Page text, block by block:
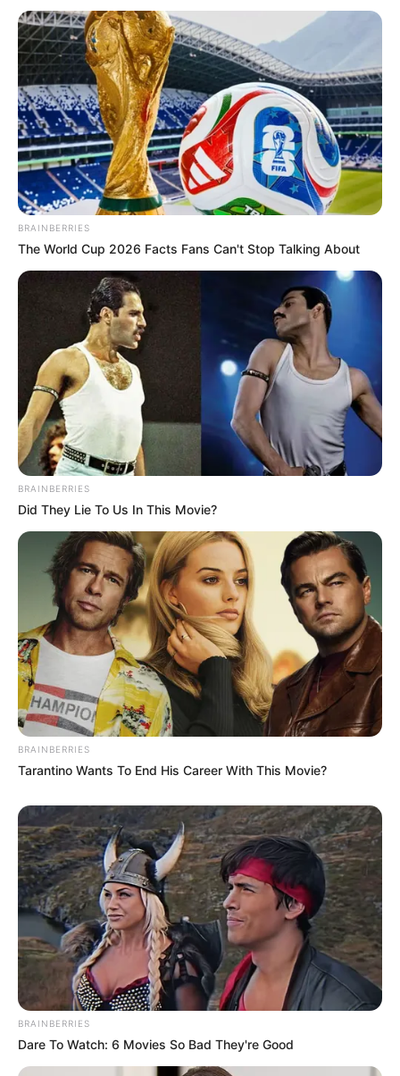
BRAINBERRIES
The World Cup 2026 Facts Fans Can't Stop Talking About
BRAINBERRIES
Did They Lie To Us In This Movie?
BRAINBERRIES
Tarantino Wants To End His Career With This Movie?
BRAINBERRIES
Dare To Watch: 6 Movies So Bad They're Good